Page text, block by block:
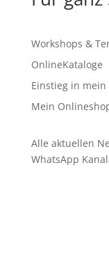
Workshops &
OnlineKataloge
Einstieg in mein
Mein
Alle aktuellen
WhatsApp Kanal